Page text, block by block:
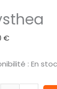
€
: En